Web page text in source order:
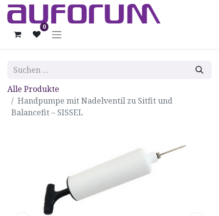
0
Alle Produkte
Handpumpe mit Nadelventil zu Sitfit und
Balancefit – SISSEL